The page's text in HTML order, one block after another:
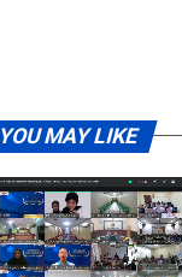
YOU MAY LIKE